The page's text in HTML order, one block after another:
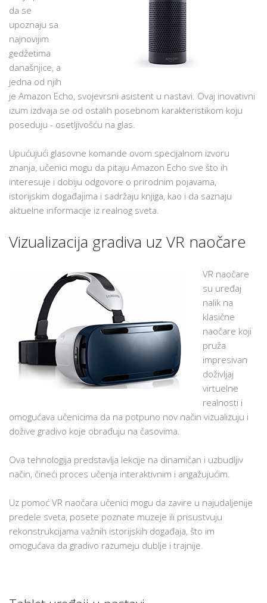
da se
upoznaju sa
najnovijim
gedžetima
današnjice, a
jedna od njih
je Amazon Echo, svojevrsni asistent u nastavi. Ovaj inovativni
izum izdvaja se od ostalih posebnom karakteristikom koju
poseduju - osetljivošću na glas.
Upućujući glasovne komande ovom specijalnom izvoru
znanja, učenici mogu da pitaju Amazon Echo sve što ih
interesuje i dobiju odgovore o prirodnim pojavama,
istorijskim događajima i sadržaju knjiga, kao i da saznaju
aktuelne informacije iz realnog sveta.
Vizualizacija gradiva uz VR naočare
VR naočare
su uređaj
nalik na
klasične
naočare koji
pruža
impresivan
doživljaj
virtuelne
realnosti i
omogućava učenicima da na potpuno nov način vizualizuju i
dožive gradivo koje obrađuju na časovima.
Ova tehnologija predstavlja lekcije na dinamičan i uzbudljiv
način, čineći proces učenja interaktivnim i angažujućim.
Uz pomoć VR naočara učenici mogu da zavire u najudaljenije
predele sveta, posete poznate muzeje ili prisustvuju
rekonstrukcijama važnih istorijskih događaja, što im
omogućava da gradivo razumeju dublje i trajnije.